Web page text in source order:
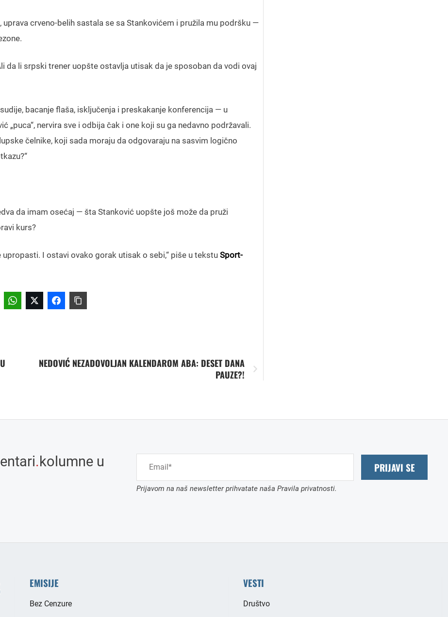
uprava crveno-belih sastala se sa Stankovićem i pružila mu podršku —
da li srpski trener uopšte ostavlja utisak da je sposoban da vodi ovaj
bacanje flaša, isključenja i preskakanje konferencija — u
nervira sve i odbija čak i one koji su ga nedavno podržavali.
čelnike, koji sada moraju da odgovaraju na sasvim logično
da imam osećaj — šta Stanković uopšte još može da pruži
kurs?
I ostavi ovako gorak utisak o sebi,“ piše u tekstu Sport-
NEDOVIĆ NEZADOVOLJAN KALENDAROM ABA: DESET DANA
PAUZE?!
.kolumne u
PRIJAVI SE
Prijavom na naš newsletter prihvatate naša Pravila privatnosti.
EMISIJE
Bez Cenzure
VESTI
Društvo